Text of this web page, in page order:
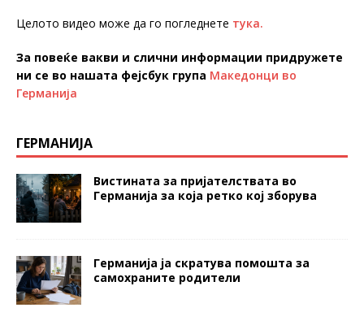
Целото видео може да го погледнете тука.
За повеќе вакви и слични информации придружете
ни се во нашата фејсбук група Македонци во
Германија
ГЕРМАНИЈА
Вистината за пријателствата во
Германија за која ретко кој зборува
Германија ја скратува помошта за
самохраните родители